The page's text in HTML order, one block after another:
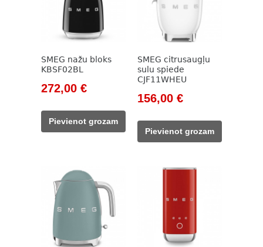
SMEG nažu bloks
KBSF02BL
Original
was:
320,00 €.
272,00 €Current
272,00 €.
Pievienot grozam
SMEG citrusaugļu
sulu spiede
CJF11WHEU
Original
was:
178,00 €.
156,00 €Current
156,00 €.
Pievienot grozam